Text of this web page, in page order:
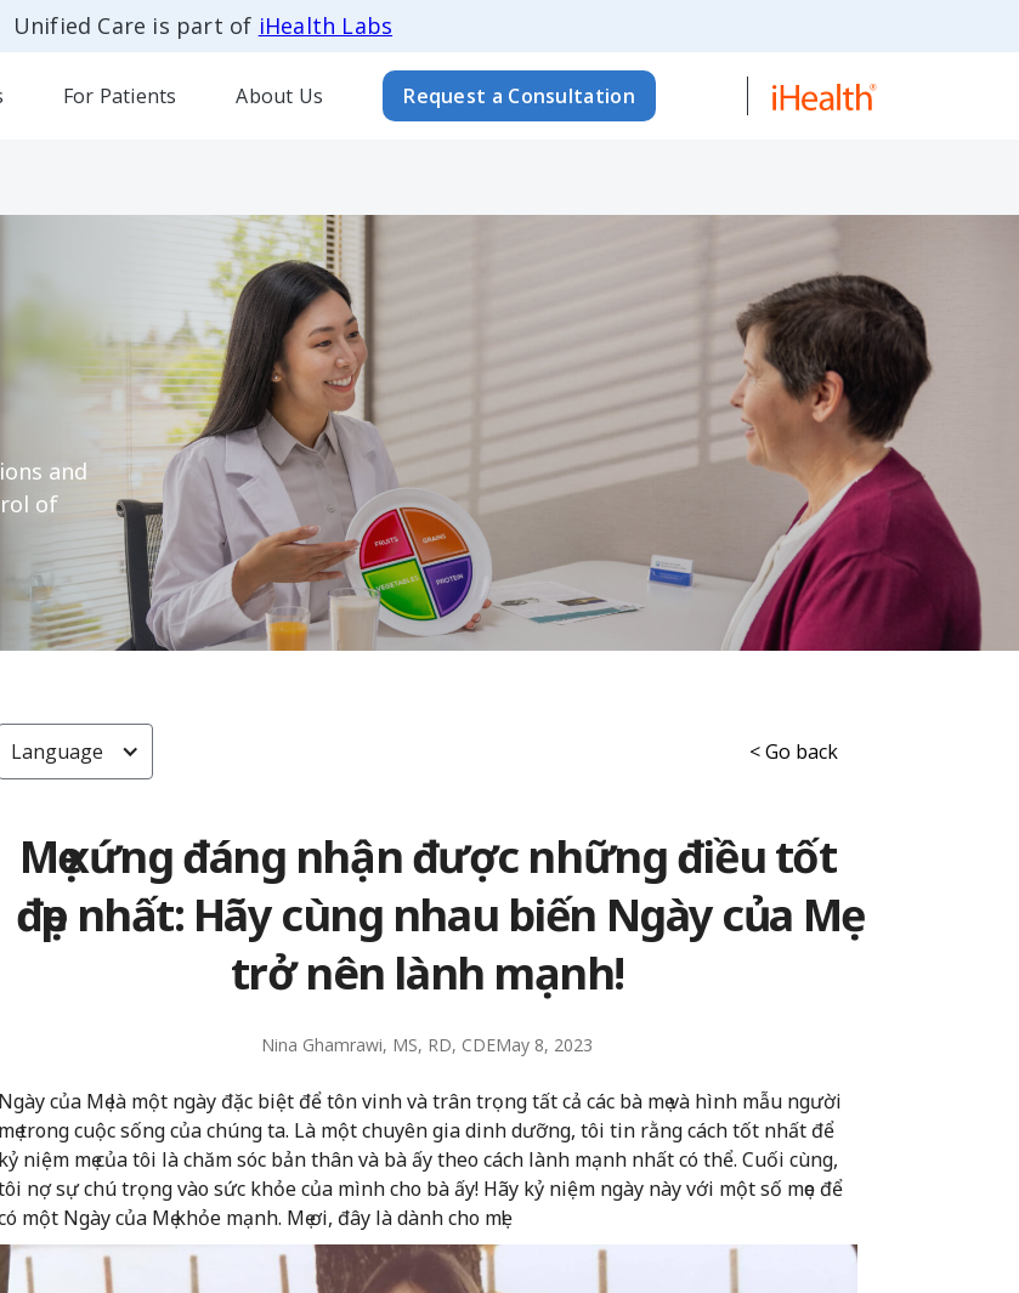
Unified Care is part of iHealth Labs
For Patients About Us Request a Consultation
and
of
Language < Go back
Mẹ xứng đáng nhận được những điều tốt
đẹp nhất: Hãy cùng nhau biến Ngày của Mẹ
trở nên lành mạnh!
Nina Ghamrawi, MS, RD, CDEMay 8, 2023
Ngày của Mẹ là một ngày đặc biệt để tôn vinh và trân trọng tất cả các bà mẹ và hình mẫu người
mẹ trong cuộc sống của chúng ta. Là một chuyên gia dinh dưỡng, tôi tin rằng cách tốt nhất để
kỷ niệm mẹ của tôi là chăm sóc bản thân và bà ấy theo cách lành mạnh nhất có thể. Cuối cùng,
nợ sự chú trọng vào sức khỏe của mình cho bà ấy! Hãy kỷ niệm ngày này với một số mẹo để
một Ngày của Mẹ khỏe mạnh. Mẹ ơi, đây là dành cho mẹ!